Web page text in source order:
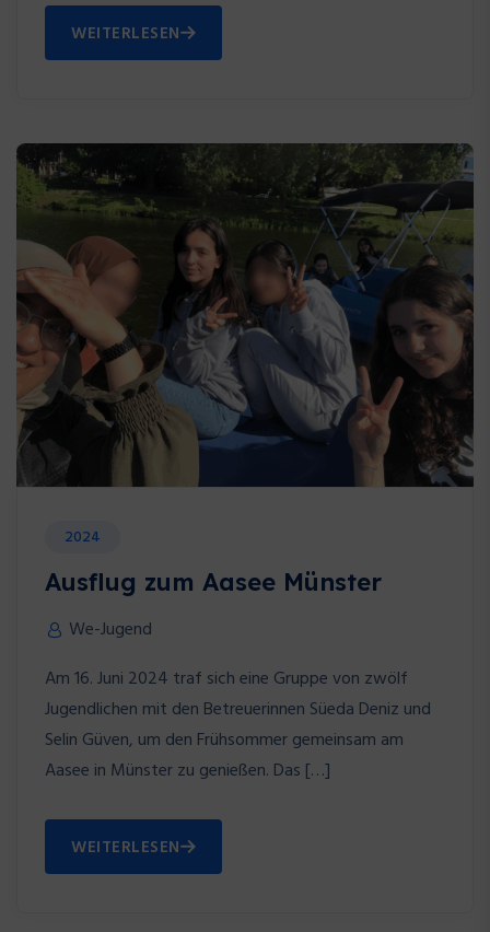
WEITERLESEN
2024
Ausflug zum Aasee Münster
We-Jugend
Am 16. Juni 2024 traf sich eine Gruppe von zwölf
Jugendlichen mit den Betreuerinnen Süeda Deniz und
Selin Güven, um den Frühsommer gemeinsam am
Aasee in Münster zu genießen. Das […]
WEITERLESEN